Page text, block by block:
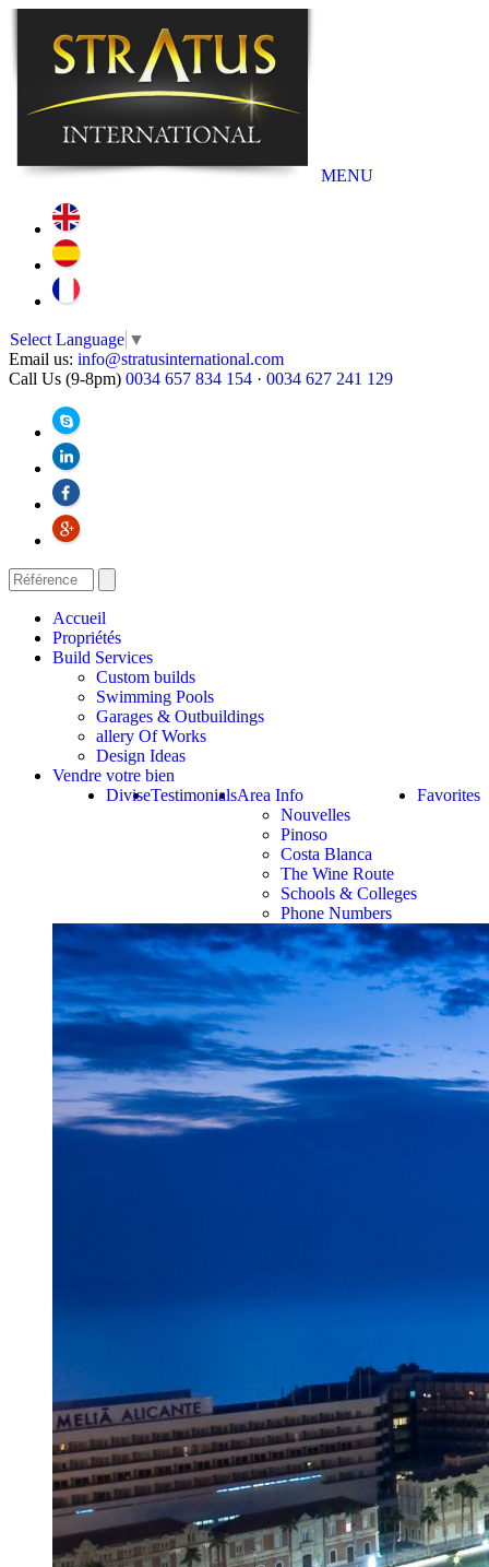
MENU
Select Language ▼
Email us: info@stratusinternational.com
Call Us (9-8pm) 0034 657 834 154 · 0034 627 241 129
Accueil
Propriétés
Build Services
Custom builds
Swimming Pools
Garages & Outbuildings
allery Of Works
Design Ideas
Vendre votre bien
Favorites
Area Info
Nouvelles
Pinoso
Costa Blanca
The Wine Route
Schools & Colleges
Phone Numbers
Testimonials
Divise